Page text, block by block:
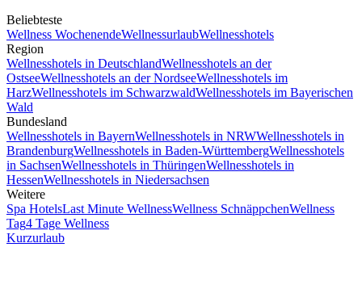
Beliebteste
Wellness WochenendeWellnessurlaubWellnesshotels
Region
Wellnesshotels in DeutschlandWellnesshotels an der
OstseeWellnesshotels an der NordseeWellnesshotels im
HarzWellnesshotels im SchwarzwaldWellnesshotels im Bayerischen
Wald
Bundesland
Wellnesshotels in BayernWellnesshotels in NRWWellnesshotels in
BrandenburgWellnesshotels in Baden-WürttembergWellnesshotels
in SachsenWellnesshotels in ThüringenWellnesshotels in
HessenWellnesshotels in Niedersachsen
Weitere
Spa HotelsLast Minute WellnessWellness SchnäppchenWellness
Tag4 Tage Wellness
Kurzurlaub